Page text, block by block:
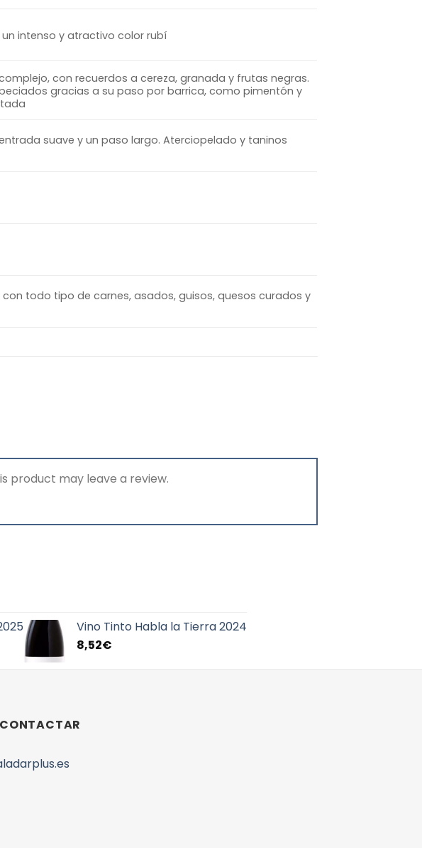
un intenso y atractivo color rubí
complejo, con recuerdos a cereza, granada y frutas negras.
gracias a su paso por barrica, como pimentón y
entrada suave y un paso largo. Aterciopelado y taninos
con todo tipo de carnes, asados, guisos, quesos curados y
product may leave a review.
Vino Tinto Habla la Tierra 2024
8,52€